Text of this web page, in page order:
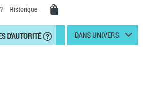
Historique
D'AUTORITÉ DANS UNIVERS